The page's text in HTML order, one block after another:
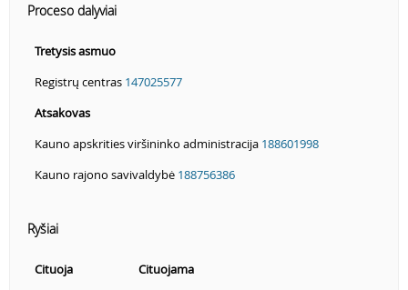
Proceso dalyviai
Tretysis asmuo
Registrų centras 147025577
Atsakovas
Kauno apskrities viršininko administracija 188601998
Kauno rajono savivaldybė 188756386
Ryšiai
Cituoja
Cituojama